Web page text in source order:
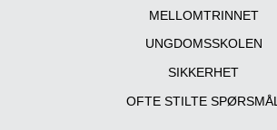
MELLOMTRINNET
UNGDOMSSKOLEN
SIKKERHET
OFTE STILTE SPØRSMÅL